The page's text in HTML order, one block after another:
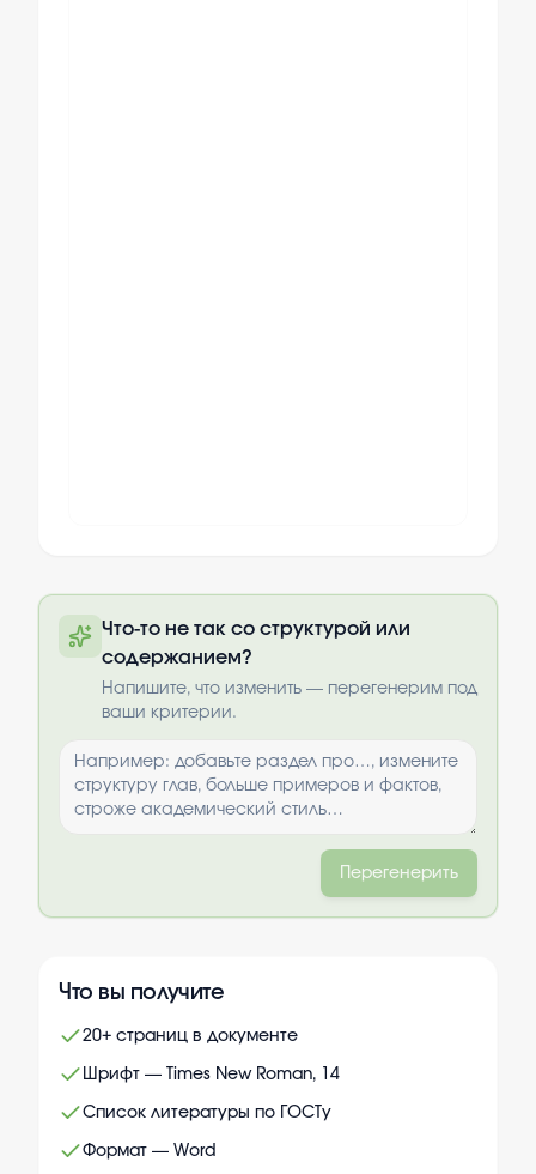
оплаты
Что-то не так со структурой или
содержанием?
Напишите, что изменить — перегенерим под
ваши критерии.
Перегенерить
Что вы получите
20+ страниц в документе
Шрифт — Times New Roman, 14
Список литературы по ГОСТу
Формат — Word